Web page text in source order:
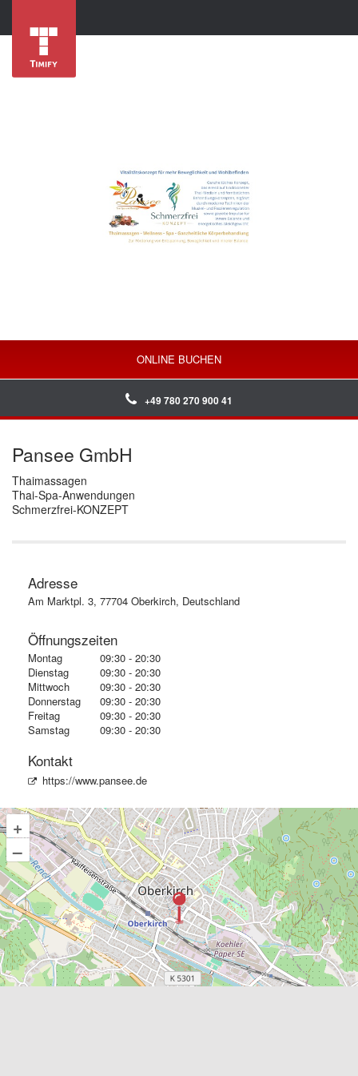
+49 780 270 900 41
ONLINE BUCHEN
Pansee GmbH
Thaimassagen
Thai-Spa-Anwendungen
Schmerzfrei-KONZEPT
Adresse
Am Marktpl. 3, 77704 Oberkirch, Deutschland
Öffnungszeiten
Montag
09:30 - 20:30
Dienstag
09:30 - 20:30
Mittwoch
09:30 - 20:30
Donnerstag
09:30 - 20:30
Freitag
09:30 - 20:30
Samstag
09:30 - 20:30
Kontakt
https://www.pansee.de
+
–